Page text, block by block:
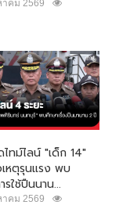
าคม 2569
ไทม์ไลน์ "เด็ก 14"
หตุรุนแรง พบ
ใช้ปืนนาน...
าคม 2569